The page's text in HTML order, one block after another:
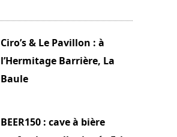
Ciro’s & Le Pavillon : à
l’Hermitage Barrière, La
Baule
BEER150 : cave à bière